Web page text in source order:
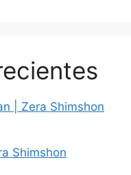
| Zera Shimshon
Shimshon